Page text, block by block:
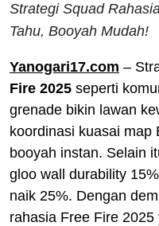
Strategi Squad
Tahu, Booyah Mudah!
Yanogari17.com –
Fire 2025 seperti
grenade bikin lawan
koordinasi kuasai map
booyah instan. Selain
gloo wall durability
naik 25%. Dengan
rahasia Free Fire